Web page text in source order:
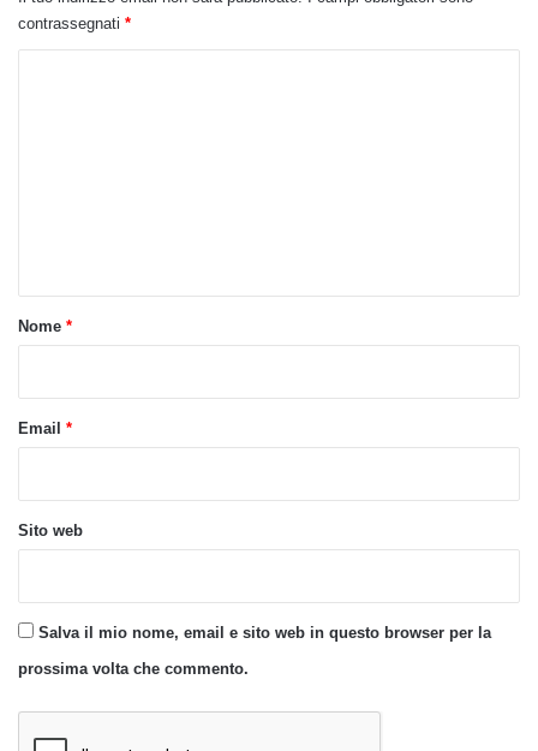
contrassegnati *
oNome *
Email *
Sito web
Salva il mio nome, email e sito web in questo browser per la
prossima volta che commento.